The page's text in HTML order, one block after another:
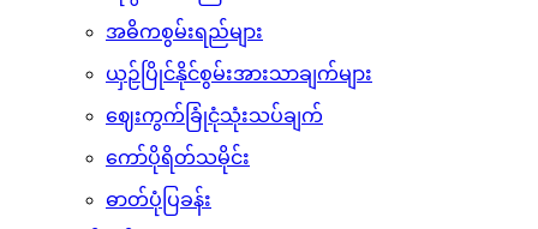
အဓိကစွမ်းရည်များ
ယှဉ်ပြိုင်နိုင်စွမ်းအားသာချက်များ
ဈေးကွက်ခြုံငုံသုံးသပ်ချက်
ကော်ပိုရိတ်သမိုင်း
ဓာတ်ပုံပြခန်း